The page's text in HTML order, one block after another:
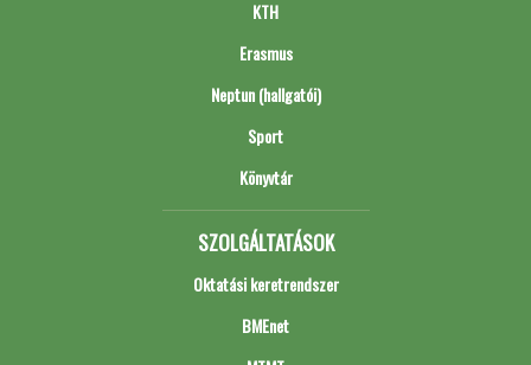
KTH
Erasmus
Neptun (hallgatói)
Sport
Könyvtár
SZOLGÁLTATÁSOK
Oktatási keretrendszer
BMEnet